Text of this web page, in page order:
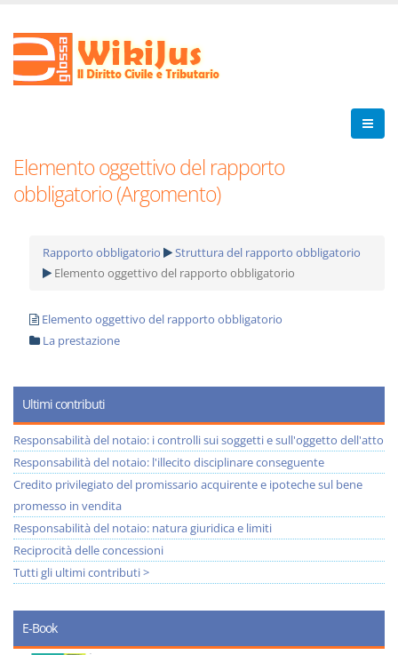
Elemento oggettivo del rapporto
obbligatorio (Argomento)
Rapporto obbligatorio
Struttura del rapporto obbligatorio
Elemento oggettivo del rapporto obbligatorio
Elemento oggettivo del rapporto obbligatorio
La prestazione
Ultimi contributi
Responsabilità del notaio: i controlli sui soggetti e sull'oggetto dell'atto
Responsabilità del notaio: l'illecito disciplinare conseguente
Credito privilegiato del promissario acquirente e ipoteche sul bene
promesso in vendita
Responsabilità del notaio: natura giuridica e limiti
Reciprocità delle concessioni
Tutti gli ultimi contributi >
E-Book